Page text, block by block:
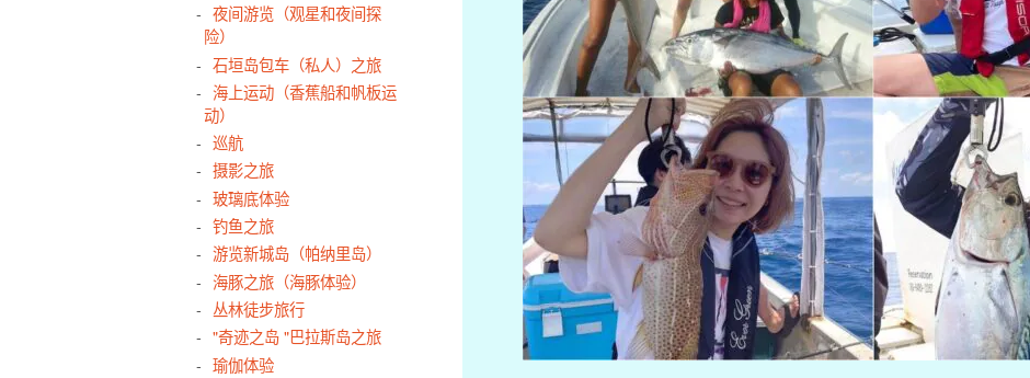
夜间游览（观星和夜间探
险）
石垣岛包车（私人）之旅
海上运动（香蕉船和帆板运
动）
巡航
摄影之旅
玻璃底体验
钓鱼之旅
游览新城岛（帕纳里岛）
海豚之旅（海豚体验）
丛林徒步旅行
"奇迹之岛 "巴拉斯岛之旅
瑜伽体验